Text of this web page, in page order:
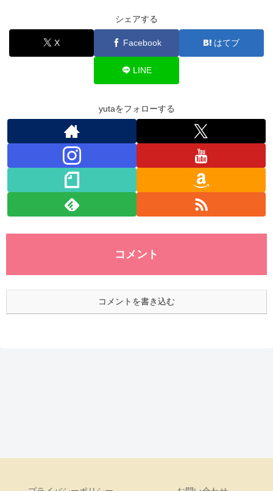
e
b
er
e
dI
at
s
A
p
p
ck
et
シェアする
X Facebook はてブ
LINE
yutaをフォローする
コメント
コメントを書き込む